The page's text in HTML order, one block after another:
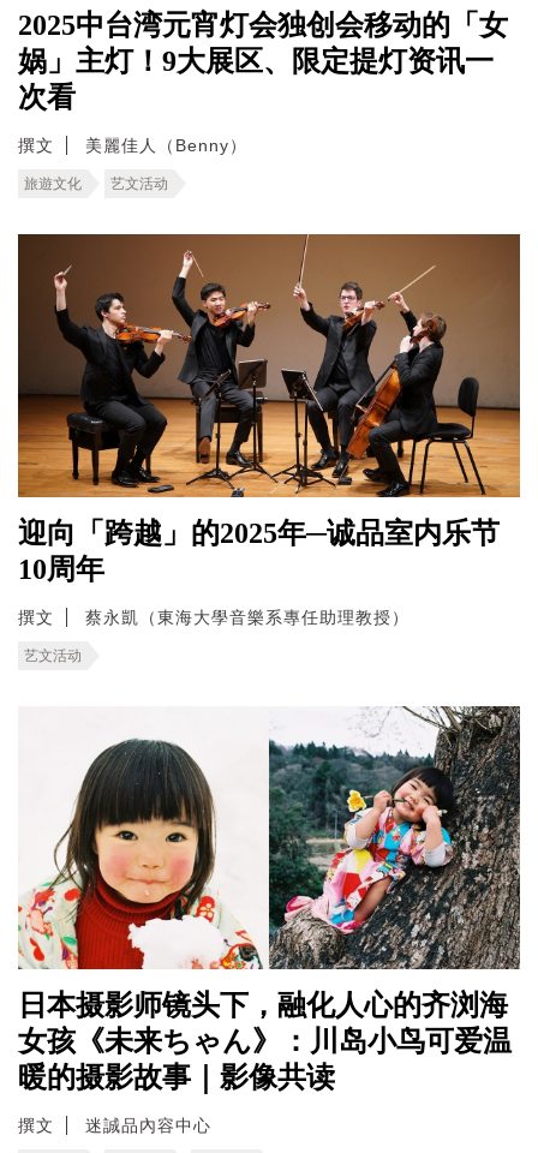
2025中台湾元宵灯会独创会移动的「女
娲」主灯！9大展区、限定提灯资讯一
次看
撰文 美麗佳人（Benny）
旅遊文化 艺文活动
迎向「跨越」的2025年─诚品室内乐节
10周年
撰文 蔡永凱（東海大學音樂系專任助理教授）
艺文活动
日本摄影师镜头下，融化人心的齐浏海
女孩《未来ちゃん》：川岛小鸟可爱温
暖的摄影故事｜影像共读
撰文 迷誠品內容中心